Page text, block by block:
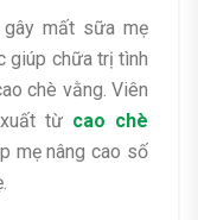
gây mất sữa mẹ
giúp chữa trị tình
chè vằng. Viên
từ cao chè
mẹ nâng cao số